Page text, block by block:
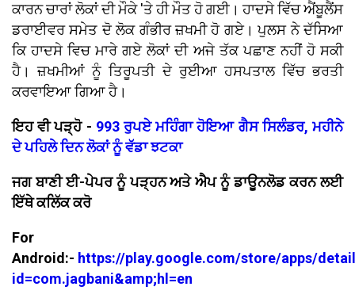
ਕਾਰਨ ਚਾਰਾਂ ਲੋਕਾਂ ਦੀ ਮੌਕੇ 'ਤੇ ਹੀ ਮੌਤ ਹੋ ਗਈ। ਹਾਦਸੇ ਵਿੱਚ ਐਂਬੂਲੈਂਸ
ਡਰਾਈਵਰ ਸਮੇਤ ਦੋ ਲੋਕ ਗੰਭੀਰ ਜ਼ਖਮੀ ਹੋ ਗਏ। ਪੁਲਸ ਨੇ ਦੱਸਿਆ
ਕਿ ਹਾਦਸੇ ਵਿਚ ਮਾਰੇ ਗਏ ਲੋਕਾਂ ਦੀ ਅਜੇ ਤੱਕ ਪਛਾਣ ਨਹੀਂ ਹੋ ਸਕੀ
ਹੈ। ਜ਼ਖਮੀਆਂ ਨੂੰ ਤਿਰੂਪਤੀ ਦੇ ਰੁਈਆ ਹਸਪਤਾਲ ਵਿੱਚ ਭਰਤੀ
ਕਰਵਾਇਆ ਗਿਆ ਹੈ।
ਇਹ ਵੀ ਪੜ੍ਹੋ - 993 ਰੁਪਏ ਮਹਿੰਗਾ ਹੋਇਆ ਗੈਸ ਸਿਲੰਡਰ, ਮਹੀਨੇ
ਦੇ ਪਹਿਲੇ ਦਿਨ ਲੋਕਾਂ ਨੂੰ ਵੱਡਾ ਝਟਕਾ
ਜਗ ਬਾਣੀ ਈ-ਪੇਪਰ ਨੂੰ ਪੜ੍ਹਨ ਅਤੇ ਐਪ ਨੂੰ ਡਾਊਨਲੋਡ ਕਰਨ ਲਈ
ਇੱਥੇ ਕਲਿੱਕ ਕਰੋ
For
Android:- https://play.google.com/store/apps/
id=com.jagbani&amp;hl=en